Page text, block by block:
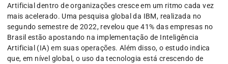
Artificial dentro de organizações cresce em um ritmo cada vez
mais acelerado. Uma pesquisa global da IBM, realizada no
segundo semestre de 2022, revelou que 41% das empresas no
Brasil estão apostando na implementação de Inteligência
Artificial (IA) em suas operações. Além disso, o estudo indica
que, em nível global, o uso da tecnologia está crescendo de